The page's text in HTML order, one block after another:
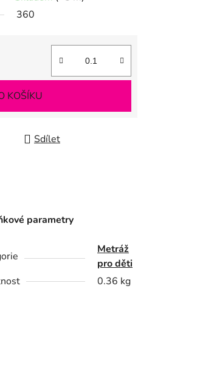
360
KOŠÍKU
Sdílet
parametry
Metráž
pro děti
0.36 kg